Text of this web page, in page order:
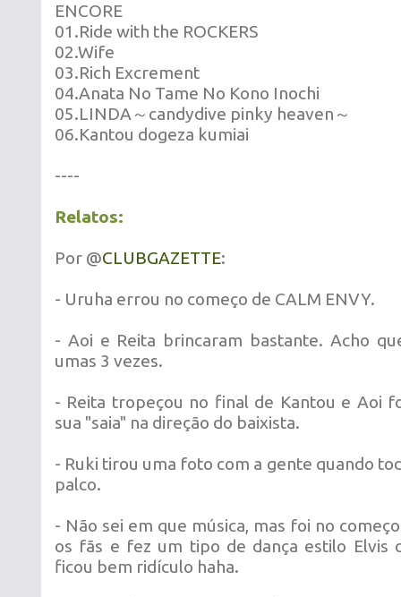
ENCORE
01.Ride with the ROCKERS
02.Wife
03.Rich Excrement
04.Anata No Tame No Kono Inochi
05.LINDA～candydive pinky heaven～
06.Kantou dogeza kumiai
----
Relatos:
Por @CLUBGAZETTE:
- Uruha errou no começo de CALM ENVY.
- Aoi e Reita brincaram bastante. Acho
umas 3 vezes.
- Reita tropeçou no final de Kantou e Aoi
sua "saia" na direção do baixista.
- Ruki tirou uma foto com a gente quando
palco.
- Não sei em que música, mas foi no
os fãs e fez um tipo de dança estilo Elvis
ficou bem ridículo haha.